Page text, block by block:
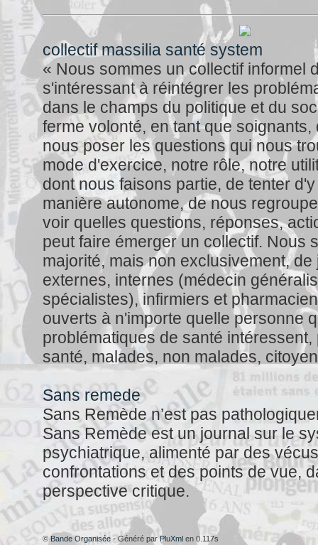
collectif massilia santé system
« Nous sommes un collectif informel
s'intéressant à réintégrer les
dans le champs du politique et du
ferme volonté, en tant que soignants,
nous poser les questions qui nous
mode d'exercice, notre rôle, notre
dont nous faisons partie, de tenter
manière autonome, de nous
voir quelles questions, réponses,
peut faire émerger un collectif. Nous
majorité, mais non exclusivement,
externes, internes (médecin
spécialistes), infirmiers et
ouverts à n'importe quelle personne
problématiques de santé
santé, malades, non malades,
Sans remede
Sans Remède n’est pas
Sans Remède est un journal sur le
psychiatrique, alimenté par des
confrontations et des points de vue,
perspective critique.
©Bande Organisée - Généré parPluXml en 0.117s